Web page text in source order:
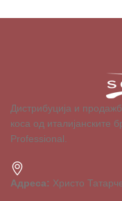
Дистрибуција и
коса од италијанските
Professional.
Адреса: Христо